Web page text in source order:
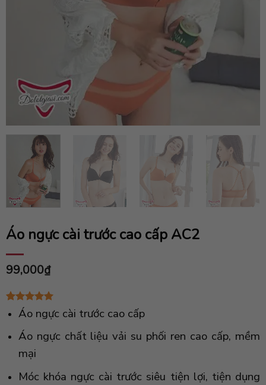
Áo ngực cài trước cao cấp AC2
99,000₫
5.00trên 5
dựa trên
đánh giá
Áo ngực cài trước cao cấp
Áo ngực chất liệu vải su phối ren cao cấp, mềm
mại
Móc khóa ngực cài trước siêu tiện lợi, tiện dụng